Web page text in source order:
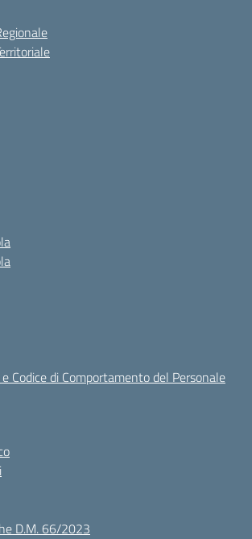
Codice di Comportamento del Personale
D.M. 66/2023